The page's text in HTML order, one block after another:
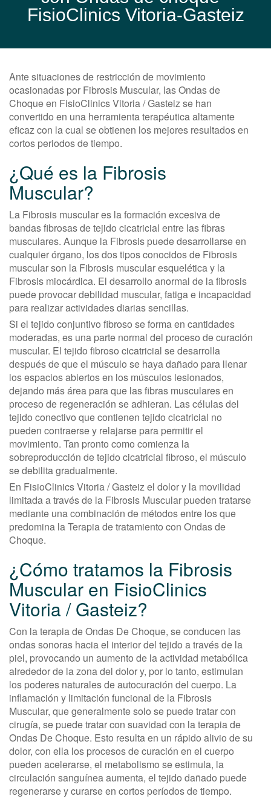
FisioClinics Vitoria-Gasteiz
Ante situaciones de restricción de movimiento
ocasionadas por Fibrosis Muscular, las Ondas de
Choque en FisioClinics Vitoria / Gasteiz se han
convertido en una herramienta terapéutica altamente
eficaz con la cual se obtienen los mejores resultados en
cortos periodos de tiempo.
¿Qué es la Fibrosis
Muscular?
La Fibrosis muscular es la formación excesiva de
bandas fibrosas de tejido cicatricial entre las fibras
musculares. Aunque la Fibrosis puede desarrollarse en
cualquier órgano, los dos tipos conocidos de Fibrosis
muscular son la Fibrosis muscular esquelética y la
Fibrosis miocárdica. El desarrollo anormal de la fibrosis
puede provocar debilidad muscular, fatiga e incapacidad
para realizar actividades diarias sencillas.
Si el tejido conjuntivo fibroso se forma en cantidades
moderadas, es una parte normal del proceso de curación
muscular. El tejido fibroso cicatricial se desarrolla
después de que el músculo se haya dañado para llenar
los espacios abiertos en los músculos lesionados,
dejando más área para que las fibras musculares en
proceso de regeneración se adhieran. Las células del
tejido conectivo que contienen tejido cicatricial no
pueden contraerse y relajarse para permitir el
movimiento. Tan pronto como comienza la
sobreproducción de tejido cicatricial fibroso, el músculo
se debilita gradualmente.
En FisioClinics Vitoria / Gasteiz el dolor y la movilidad
limitada a través de la Fibrosis Muscular pueden tratarse
mediante una combinación de métodos entre los que
predomina la Terapia de tratamiento con Ondas de
Choque.
¿Cómo tratamos la Fibrosis
Muscular en FisioClinics
Vitoria / Gasteiz?
Con la terapia de Ondas De Choque, se conducen las
ondas sonoras hacia el interior del tejido a través de la
piel, provocando un aumento de la actividad metabólica
alrededor de la zona del dolor y, por lo tanto, estimulan
los poderes naturales de autocuración del cuerpo. La
inflamación y limitación funcional de la Fibrosis
Muscular, que generalmente solo se puede tratar con
cirugía, se puede tratar con suavidad con la terapia de
Ondas De Choque. Esto resulta en un rápido alivio de su
dolor, con ella los procesos de curación en el cuerpo
pueden acelerarse, el metabolismo se estimula, la
circulación sanguínea aumenta, el tejido dañado puede
regenerarse y curarse en cortos períodos de tiempo.